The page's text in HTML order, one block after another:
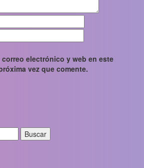
electrónico y web en este
vez que comente.